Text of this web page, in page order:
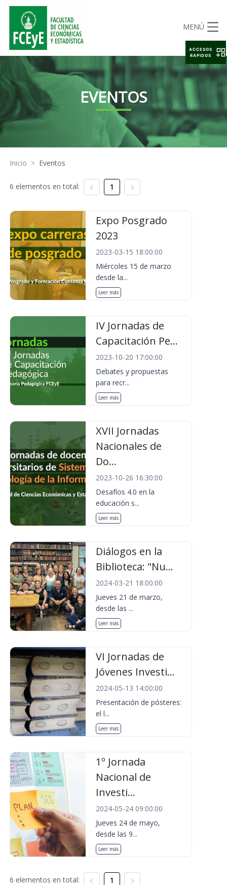
MENÚ
EVENTOS
Inicio > Eventos
6 elementos en total: 1
Expo Posgrado
2023
2023-03-15 18:00:00
Miércoles 15 de marzo
desde la...
Leer más
IV Jornadas de
Capacitación Pe...
2023-10-20 17:00:00
Debates y propuestas
para recr...
Leer más
XVII Jornadas
Nacionales de
Do...
2023-10-26 16:30:00
Desafíos 4.0 en la
educación s...
Leer más
Diálogos en la
Biblioteca: "Nu...
2024-03-21 18:00:00
Jueves 21 de marzo,
desde las ...
Leer más
VI Jornadas de
Jóvenes Investi...
2024-05-13 14:00:00
Presentación de pósteres:
el l...
Leer más
1º Jornada
Nacional de
Investi...
2024-05-24 09:00:00
Jueves 24 de mayo,
desde las 9...
Leer más
6 elementos en total: 1
ACCESOS
RAPIDOS